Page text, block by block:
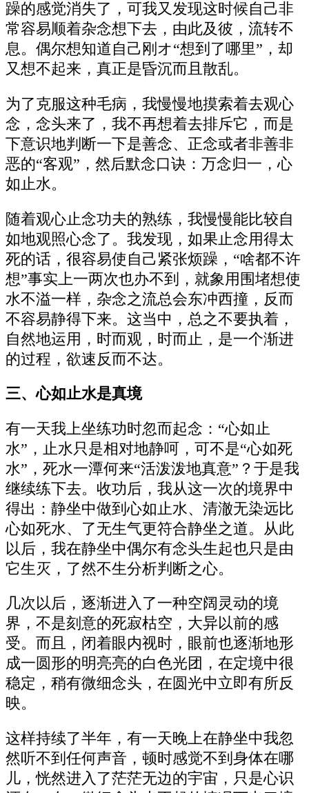
躁的感觉消失了，可我又发现这时候自己非
常容易顺着杂念想下去，由此及彼，流转不
息。偶尔想知道自己刚オ“想到了哪里”，却
又想不起来，真正是昏沉而且散乱。
为了克服这种毛病，我慢慢地摸索着去观心
念，念头来了，我不再想着去排斥它，而是
下意识地判断一下是善念、正念或者非善非
恶的“客观”，然后默念口诀：万念归一，心
如止水。
随着观心止念功夫的熟练，我慢慢能比较自
如地观照心念了。我发现，如果止念用得太
死的话，很容易使自己紧张烦躁，“啥都不许
想”事实上一两次也办不到，就象用围堵想使
水不溢一样，杂念之流总会东冲西撞，反而
不容易静得下来。这当中，总之不要执着，
自然地运用，时而观，时而止，是一个渐进
的过程，欲速反而不达。
三、心如止水是真境
有一天我上坐练功时忽而起念：“心如止
水”，止水只是相对地静呵，可不是“心如死
水”，死水一潭何来“活泼泼地真意”？于是我
继续练下去。收功后，我从这一次的境界中
得出：静坐中做到心如止水、清澈无染远比
心如死水、了无生气更符合静坐之道。从此
以后，我在静坐中偶尔有念头生起也只是由
它生灭，了然不生分析判断之心。
几次以后，逐渐进入了一种空阔灵动的境
界，不是刻意的死寂枯空，大异以前的感
受。而且，闭着眼内视时，眼前也逐渐地形
成一圆形的明亮亮的白色光团，在定境中很
稳定，稍有微细念头，在圆光中立即有所反
映。
这样持续了半年，有一天晚上在静坐中我忽
然听不到任何声音，顿时感觉不到身体在哪
儿，恍然进入了茫茫无边的宇宙，只是心识